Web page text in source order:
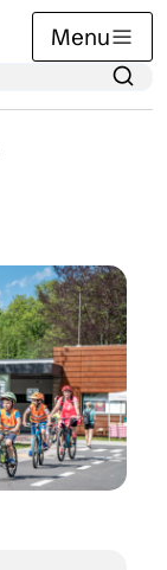
Menu